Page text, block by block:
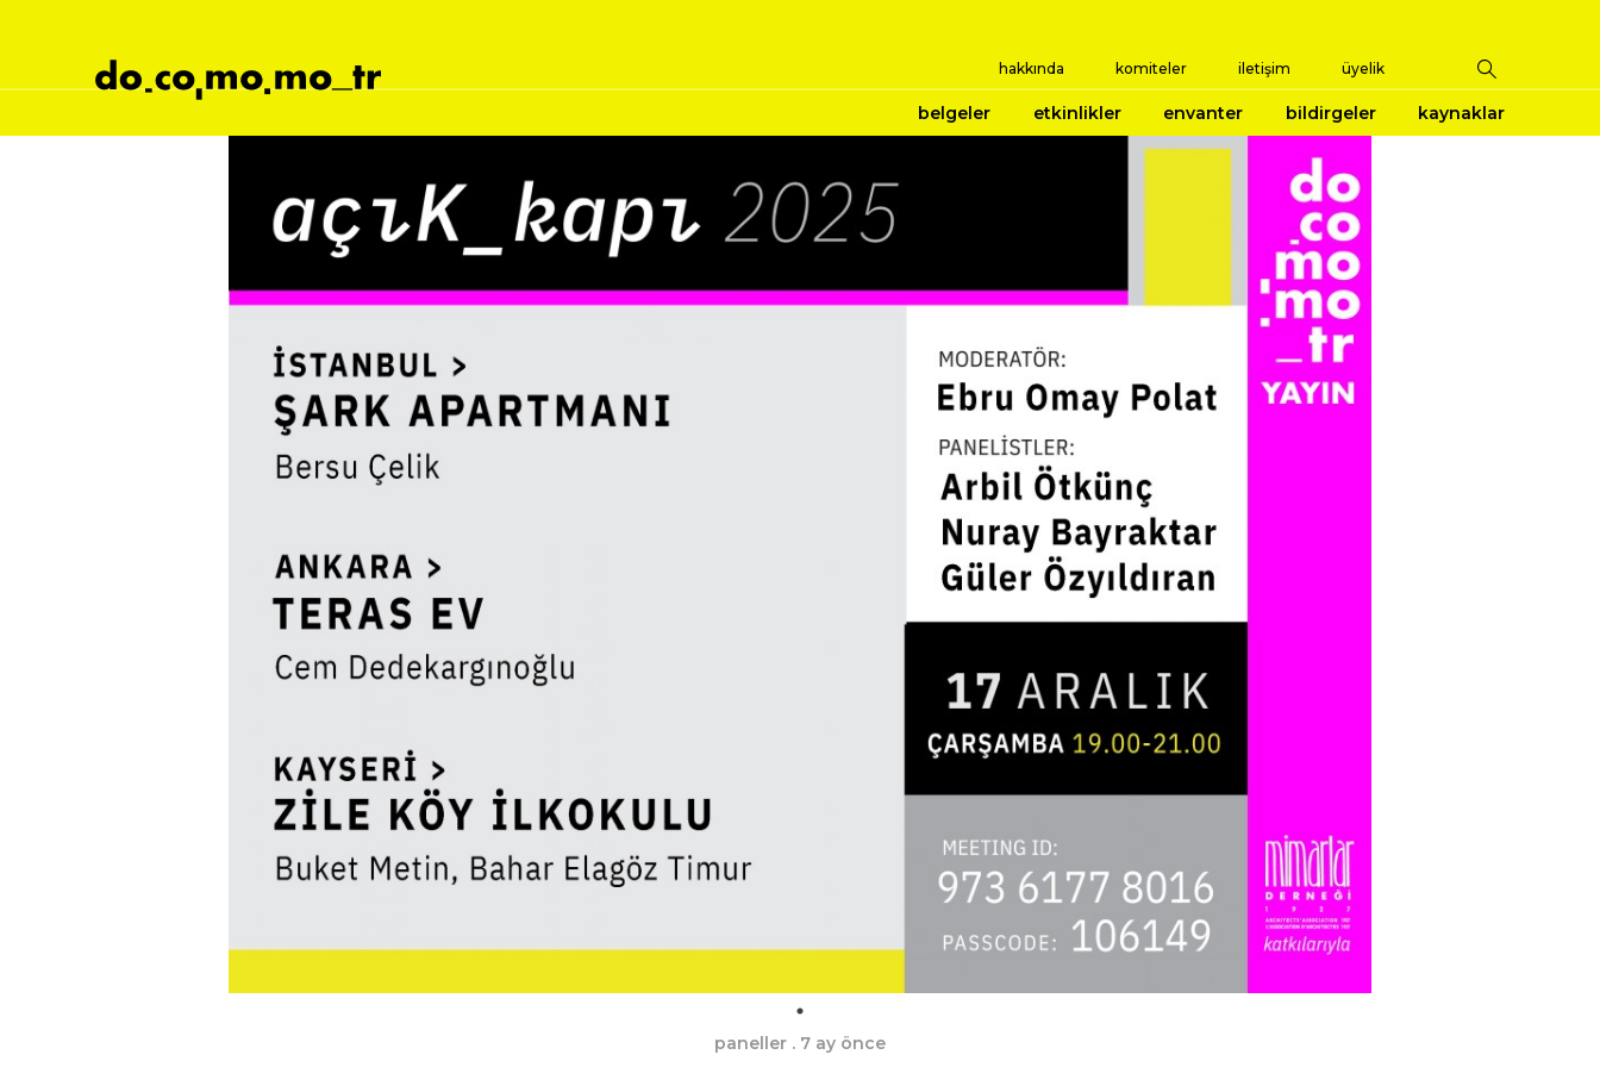
hakkında komiteler iletişim üyelik
belgeler etkinlikler envanter bildirgeler kaynaklar
paneller . 7 ay önce